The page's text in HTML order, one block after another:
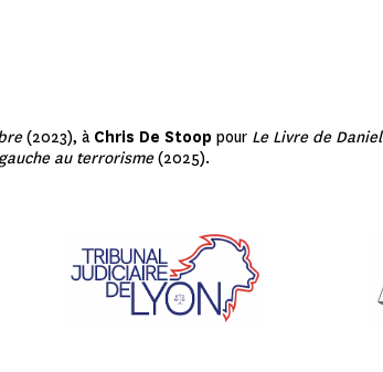
(2023), à Chris De Stoop pour Le Livre de Daniel
au terrorisme(2025).